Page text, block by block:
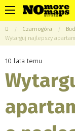
Czarnogóra
Wytarguj najlepszy
10 lata temu